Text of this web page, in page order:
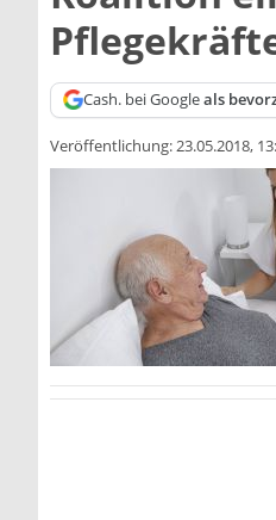
Cash. bei Googleals
Veröffentlichung:23.05.2018,